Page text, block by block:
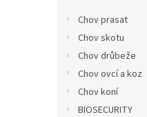
Chov prasat
Chov skotu
Chov drůbeže
Chov ovcí a koz
Chov koní
BIOSECURITY